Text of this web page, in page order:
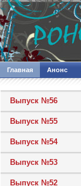
Главная Анонс
Выпуск №56
Выпуск №55
Выпуск №54
Выпуск №53
Выпуск №52